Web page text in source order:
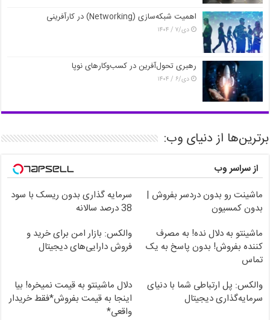
اهمیت شبکه‌سازی (Networking) در کارآفرینی
دی/۷ / ۱۴۰۴
رهبری تحول‌آفرین در کسب‌وکارهای نوپا
دی/۶ / ۱۴۰۴
برترین‌ها از دنیای وب:
از سراسر وب
ماشینت رو بدون دردسر بفروش |
بدون کمسیون
سرمایه گذاری بدون ریسک با سود
38 درصد سالانه
ماشینتو به دلال نده! به مصرف
کننده بفروش! بدون پاسخ به یک
تماس
والکس: بازار امن برای خرید و
فروش دارایی‌های دیجیتال
والکس: پل ارتباطی شما با دنیای
سرمایه‌گذاری دیجیتال
دلال ماشینتو به قیمت نمیخره! بیا
اینجا به قیمت بفروش*فقط خریدار
واقعی*